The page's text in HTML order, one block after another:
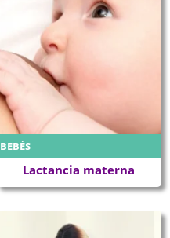
BEBÉS
Lactancia materna